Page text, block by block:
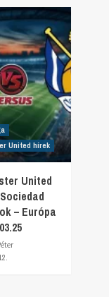
United hírek
United
– Európa